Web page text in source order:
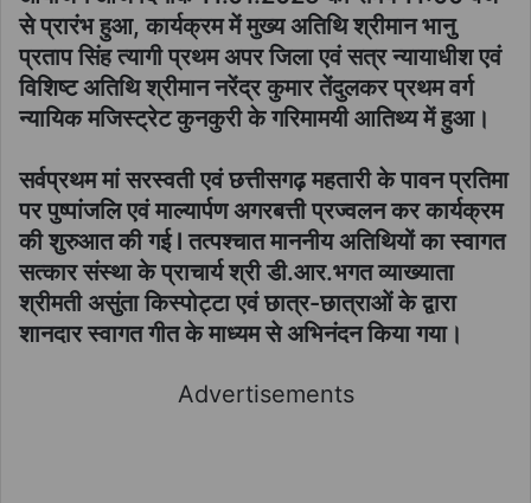
से प्रारंभ हुआ, कार्यक्रम में मुख्य अतिथि श्रीमान भानु
प्रताप सिंह त्यागी प्रथम अपर जिला एवं सत्र न्यायाधीश एवं
विशिष्ट अतिथि श्रीमान नरेंद्र कुमार तेंदुलकर प्रथम वर्ग
न्यायिक मजिस्ट्रेट कुनकुरी के गरिमामयी आतिथ्य में हुआ।
सर्वप्रथम मां सरस्वती एवं छत्तीसगढ़ महतारी के पावन प्रतिमा
पर पुष्पांजलि एवं माल्यार्पण अगरबत्ती प्रज्वलन कर कार्यक्रम
की शुरुआत की गई l तत्पश्चात माननीय अतिथियों का स्वागत
सत्कार संस्था के प्राचार्य श्री डी.आर.भगत व्याख्याता
श्रीमती असुंता किस्पोट्टा एवं छात्र-छात्राओं के द्वारा
शानदार स्वागत गीत के माध्यम से अभिनंदन किया गया।
Advertisements